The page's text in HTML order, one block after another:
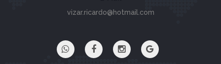
vizar.ricardo@hotmail.com